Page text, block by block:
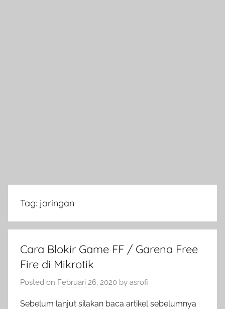
Tag: jaringan
Cara Blokir Game FF / Garena Free
Fire di Mikrotik
Posted on Februari 26, 2020 by asrofi
Sebelum lanjut silakan baca artikel sebelumnya